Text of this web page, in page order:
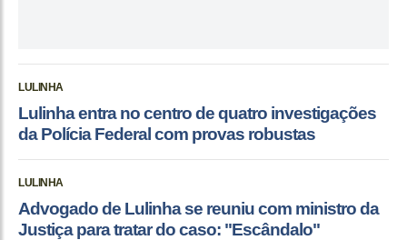
LULINHA
Lulinha entra no centro de quatro investigações
da Polícia Federal com provas robustas
LULINHA
Advogado de Lulinha se reuniu com ministro da
Justiça para tratar do caso: "Escândalo"